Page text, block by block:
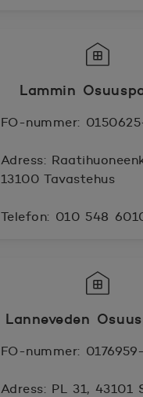
Lammin
FO-nummer:
Adress:
13100 Tavastehus
Telefon: 010 548
Lanneveden
FO-nummer:
Adress: PL 31, 43101